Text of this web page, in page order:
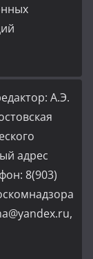
А.Э.
адрес
8(903)